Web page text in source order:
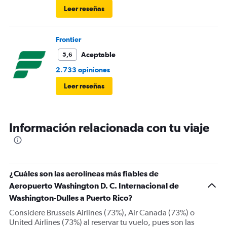
Leer reseñas
Frontier
5,6
Aceptable
2.733 opiniones
Leer reseñas
Información relacionada con tu viaje
¿Cuáles son las aerolíneas más fiables de
Aeropuerto Washington D. C. Internacional de
Washington-Dulles a Puerto Rico?
Considere Brussels Airlines (73%), Air Canada (73%) o
United Airlines (73%) al reservar tu vuelo, pues son las